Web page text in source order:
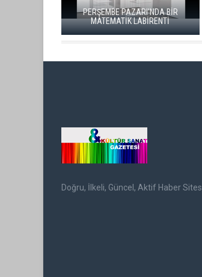
"ŞEHRİ BİZ ÖĞRENMİYORUZ,
TELEFONUMUZ ÖĞRENİYOR"
Doğru, İlkeli, Güncel, Aktif Haber